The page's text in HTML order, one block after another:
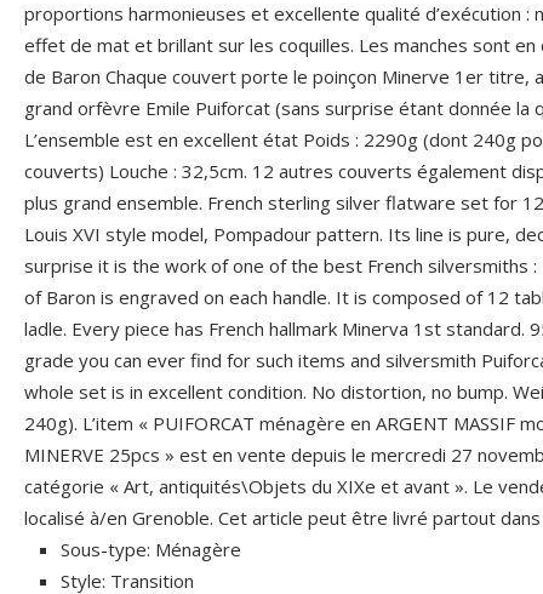
proportions harmonieuses et excellente qualité d’exécution :
effet de mat et brillant sur les coquilles. Les manches sont en
de Baron Chaque couvert porte le poinçon Minerve 1er titre,
grand orfèvre Emile Puiforcat (sans surprise étant donnée la
L’ensemble est en excellent état Poids : 2290g (dont 240g
couverts) Louche : 32,5cm. 12 autres couverts également
plus grand ensemble. French sterling silver flatware set for
Louis XVI style model, Pompadour pattern. Its line is pure,
surprise it is the work of one of the best French silversmiths :
of Baron is engraved on each handle. It is composed of 12
ladle. Every piece has French hallmark Minerva 1st standard.
grade you can ever find for such items and silversmith
whole set is in excellent condition. No distortion, no bump.
240g). L’item « PUIFORCAT ménagère en ARGENT MASSIF
MINERVE 25pcs » est en vente depuis le mercredi 27
catégorie « Art, antiquités\Objets du XIXe et avant ». Le
localisé à/en Grenoble. Cet article peut être livré partout
Sous-type: Ménagère
Style: Transition